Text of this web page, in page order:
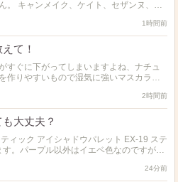
。 キャンメイク、ケイト、セザンヌ、キ
どれも全く眉毛が上がりま…
1時間前
て！
すぐに下がってしまいますよね、ナチュ
作りやすいもので湿気に強いマスカラを
2時間前
大丈夫？
ィック アイシャドウパレット EX-19 ステ
。パープル以外はイエベ色なのですが、
わないことは…
24分前